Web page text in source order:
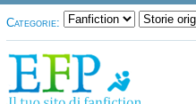
Categorie: